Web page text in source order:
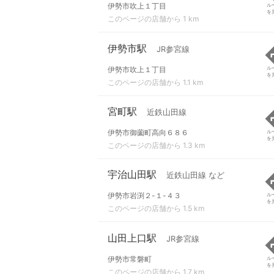
伊勢市吹上１丁目
このページの店舗から 1 km
ル
を
伊勢市駅 JR参宮線
伊勢市吹上１丁目
このページの店舗から 1.1 km
ル
を
宮町駅 近鉄山田線
伊勢市御薗町高向６８６
このページの店舗から 1.3 km
ル
を
宇治山田駅 近鉄山田線 など
伊勢市岩渕２-１-４３
このページの店舗から 1.5 km
ル
を
山田上口駅 JR参宮線
伊勢市常磐町
このページの店舗から 1.7 km
ル
を